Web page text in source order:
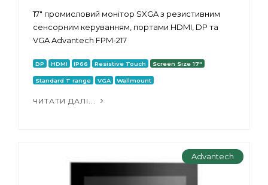
17" промисловий монітор SXGA з резистивним
сенсорним керуванням, портами HDMI, DP та
VGA Advantech FPM-217
DP HDMI IP66 Resistive Touch Screen Size 17"
Standard T range VGA Wallmount
ЧИТАТИ ДАЛІ...
Advantech